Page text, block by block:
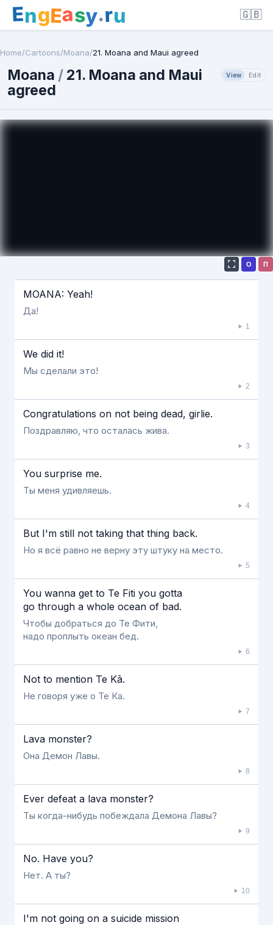
EngEasy.ru 🇬🇧
Home/Cartoons/Moana/21. Moana and Maui agreed
Moana / 21. Moana and Maui
agreed
View Edit
Если видео долго не грузится, выключите VPN
О П
MOANA: Yeah!
Да!
1
We did it!
Мы сделали это!
2
Congratulations on not being dead, girlie.
Поздравляю, что осталась жива.
3
You surprise me.
Ты меня удивляешь.
4
But I'm still not taking that thing back.
Но я всё равно не верну эту штуку на место.
5
You wanna get to Te Fiti you gotta
go through a whole ocean of bad.
Чтобы добраться до Те Фити,
надо проплыть океан бед.
6
Not to mention Te Kā.
Не говоря уже о Те Ка.
7
Lava monster?
Она Демон Лавы.
8
Ever defeat a lava monster?
Ты когда-нибудь побеждала Демона Лавы?
9
No. Have you?
Нет. А ты?
10
I'm not going on a suicide mission